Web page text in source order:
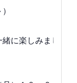
に楽しみましょ